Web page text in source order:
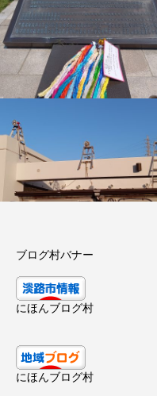
ブログ村バナー
にほんブログ村
にほんブログ村